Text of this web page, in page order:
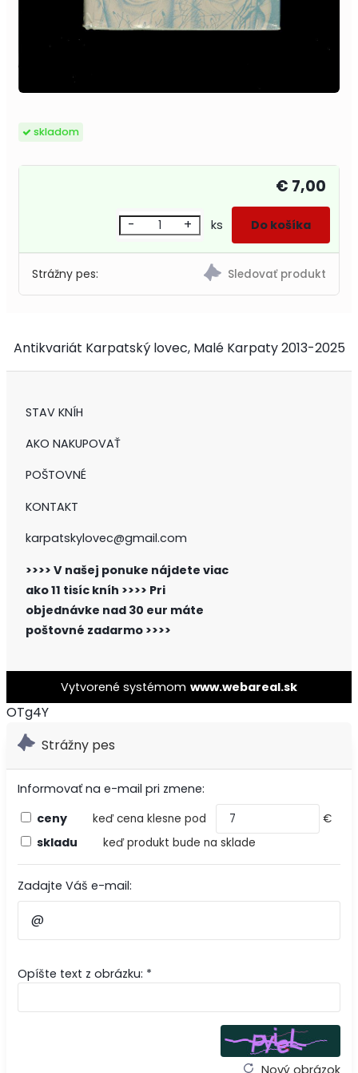
skladom
€ 7,00
Strážny pes:
- + ks
Antikvariát Karpatský lovec, Malé Karpaty 2013-2025
STAV KNÍH
AKO NAKUPOVAŤ
POŠTOVNÉ
KONTAKT
karpatskylovec@gmail.com
>>>> V našej ponuke nájdete viac
ako 11 tisíc kníh >>>> Pri
objednávke nad 30 eur máte
poštovné zadarmo >>>>
Vytvorené systémom www.webareal.sk
OTg4Y
Strážny pes
Informovať na e-mail pri zmene:
ceny
keď cena klesne pod €
skladu keď produkt bude na sklade
Zadajte Váš e-mail:
Opíšte text z obrázku: *